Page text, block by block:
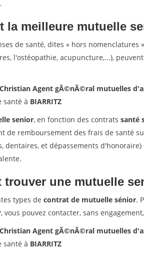
.
la meilleure mutuelle
de santé, dites « hors
l'ostéopathie, acupuncture,...),
Agent gÃ©nÃ©ral mutuelles
santé à BIARRITZ
senior, en fonction des contrats santé
de remboursement des frais de santé
dentaires, et dépassements
trouver une mutuelle
types de contrat de mutuelle sénior.
, vous pouvez contacter, sans
Agent gÃ©nÃ©ral mutuelles
santé à BIARRITZ